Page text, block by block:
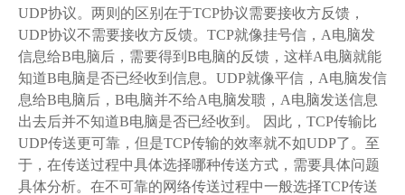
UDP协议。两则的区别在于TCP协议需要接收方反馈，
UDP协议不需要接收方反馈。TCP就像挂号信，A电脑发
信息给B电脑后，需要得到B电脑的反馈，这样A电脑就能
知道B电脑是否已经收到信息。UDP就像平信，A电脑发信
息给B电脑后，B电脑并不给A电脑发聩，A电脑发送信息
出去后并不知道B电脑是否已经收到。 因此，TCP传输比
UDP传送更可靠，但是TCP传输的效率就不如UDP了。至
于，在传送过程中具体选择哪种传送方式，需要具体问题
具体分析。在不可靠的网络传送过程中一般选择TCP传送